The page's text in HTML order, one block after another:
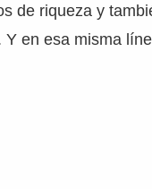
de riqueza y
en esa misma